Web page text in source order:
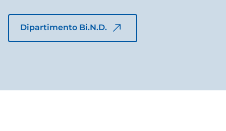
Dipartimento Bi.N.D.